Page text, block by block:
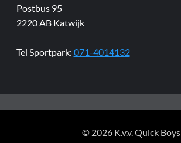
Postbus 95
2220 AB Katwijk
Tel Sportpark: 071-4014132
© 2026 K.v.v. Quick Boys